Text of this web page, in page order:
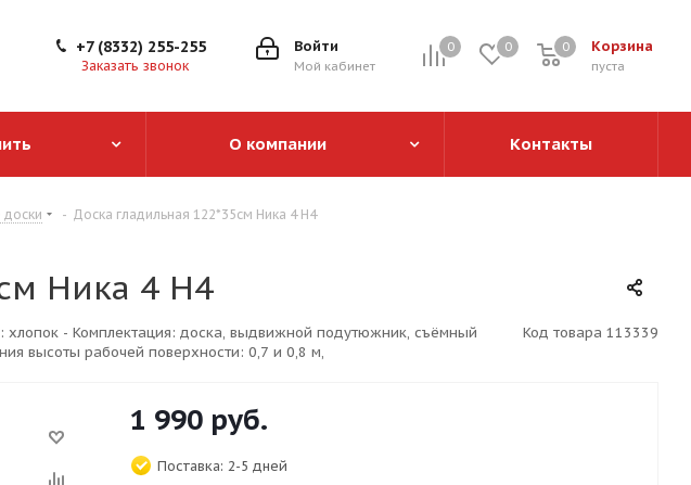
0 0 Корзина
0
пуста
0
Войти
Мой кабинет
+7 (8332) 255-255
Заказать звонок
О компании Контакты
доски - Доска гладильная 122*35см Ника 4 Н4
Ника 4 Н4
- Комплектация: доска, выдвижной подутюжник, съёмный
высоты рабочей поверхности: 0,7 и 0,8 м,
Код товара 113339
1 990 руб.
Поставка: 2-5 дней